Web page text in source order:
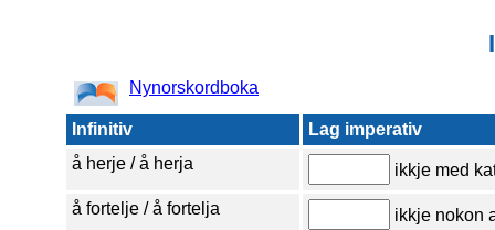
Nynorskordboka
Infinitiv
Lag imperativ
å herje / å herja
ikkje med
å fortelje / å fortelja ikkje nokon